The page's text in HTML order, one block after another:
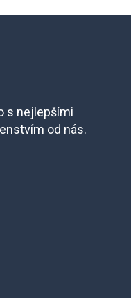
s nejlepšími
od nás.